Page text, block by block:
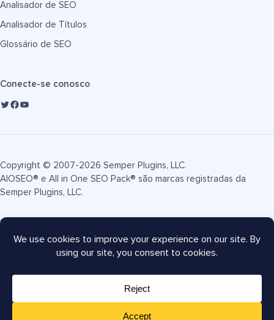
Analisador de SEO
Analisador de Títulos
Glossário de SEO
Conecte-se conosco
Copyright © 2007-2026 Semper Plugins, LLC.
AIOSEO® e All in One SEO Pack® são marcas registradas da
Semper Plugins, LLC.
Termos de Serviço
Mapa do site
Cupom AIOSEO